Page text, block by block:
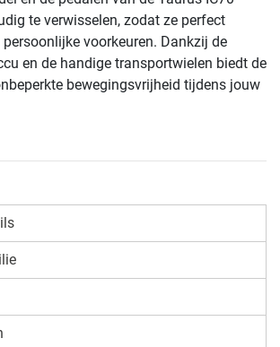
te verwisselen, zodat ze perfect
voorkeuren. Dankzij de
en de handige transportwielen biedt de
bewegingsvrijheid tijdens jouw